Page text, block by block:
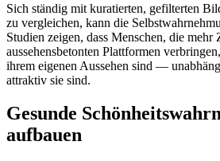
Sich ständig mit kuratierten, gefilterten
zu vergleichen, kann die
Studien zeigen, dass Menschen, die mehr
aussehensbetonten Plattformen
ihrem eigenen Aussehen sind —
attraktiv sie sind.
Gesunde
aufbauen